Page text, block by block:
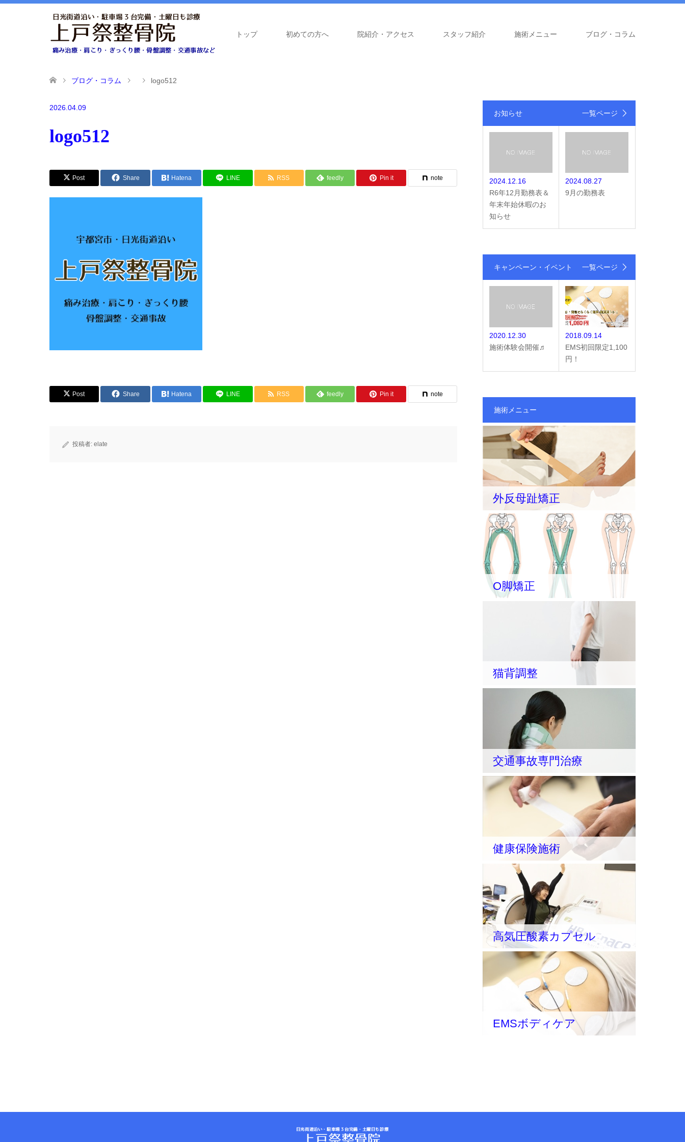
トップ 初めての方へ 院紹介・アクセス スタッフ紹介 施術メニュー ブログ・コラム
ブログ・コラム logo512
2026.04.09
logo512
Post Share Hatena LINE RSS feedly Pin it note
Post Share Hatena LINE RSS feedly Pin it note
投稿者: elate
お知らせ 一覧ページ
2024.12.16
R6年12月勤務表＆
年末年始休暇のお
知らせ
2024.08.27
9月の勤務表
キャンペーン・イベント 一覧ページ
2020.12.30
施術体験会開催♬
2018.09.14
EMS初回限定1,100
円！
施術メニュー
外反母趾矯正
O脚矯正
猫背調整
交通事故専門治療
健康保険施術
高気圧酸素カプセル
EMSボディケア